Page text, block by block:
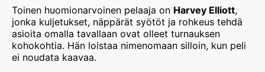
Toinen huomionarvoinen pelaaja on Harvey Elliott,
jonka kuljetukset, näppärät syötöt ja rohkeus tehdä
asioita omalla tavallaan ovat olleet turnauksen
kohokohtia. Hän loistaa nimenomaan silloin, kun peli
ei noudata kaavaa.